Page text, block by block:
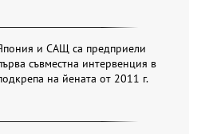
и САЩ са предприели
съвместна интервенция в
на йената от 2011 г.